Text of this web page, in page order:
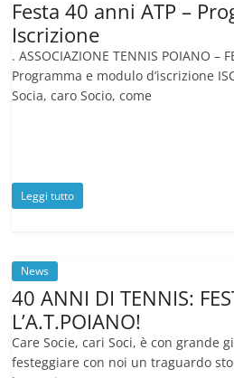
Festa 40 anni ATP –
Iscrizione
. ASSOCIAZIONE TENNIS POIANO –
Programma e modulo d’iscrizione
Socia, caro Socio, come
Leggi tutto
News
40 ANNI DI TENNIS:
L’A.T.POIANO!
Care Socie, cari Soci, è con grande
festeggiare con noi un traguardo